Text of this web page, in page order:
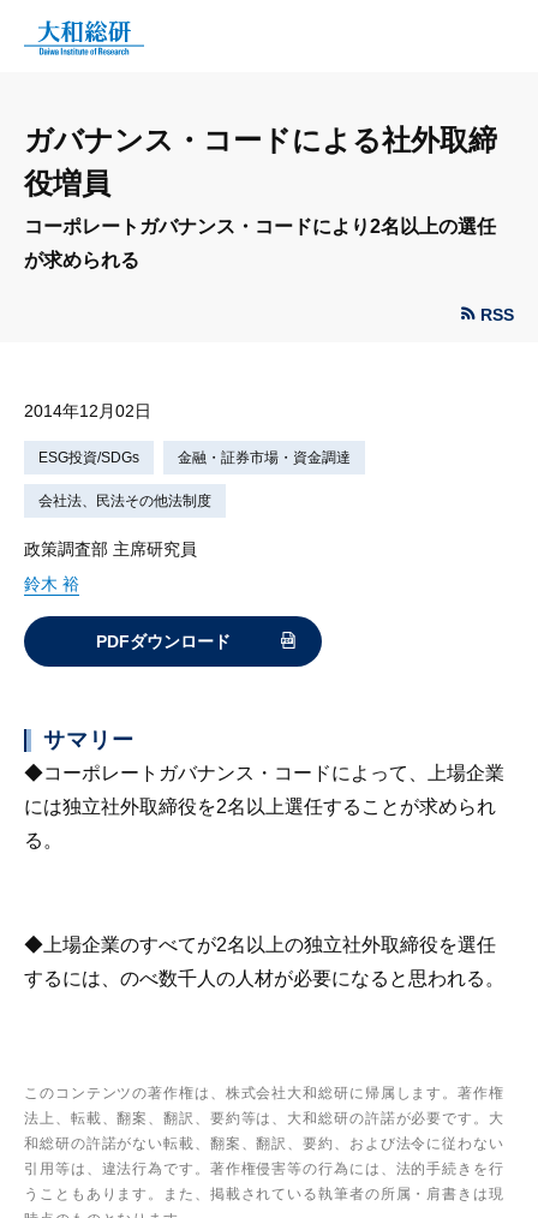
ガバナンス・コードによる社外取締
役増員
コーポレートガバナンス・コードにより2名以上の選任
が求められる
RSS
2014年12月02日
ESG投資/SDGs 金融・証券市場・資金調達
会社法、民法その他法制度
政策調査部 主席研究員
鈴木 裕
PDFダウンロード
サマリー
◆コーポレートガバナンス・コードによって、上場企業
には独立社外取締役を2名以上選任することが求められ
る。
◆上場企業のすべてが2名以上の独立社外取締役を選任
するには、のべ数千人の人材が必要になると思われる。
このコンテンツの著作権は、株式会社大和総研に帰属します。著作権
法上、転載、翻案、翻訳、要約等は、大和総研の許諾が必要です。大
和総研の許諾がない転載、翻案、翻訳、要約、および法令に従わない
引用等は、違法行為です。著作権侵害等の行為には、法的手続きを行
うこともあります。また、掲載されている執筆者の所属・肩書きは現